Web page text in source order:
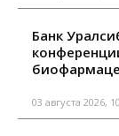
Банк
03 августа 2026,